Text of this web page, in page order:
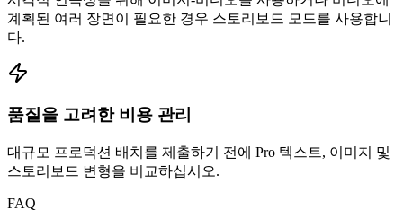
계획된 여러 장면이 필요한 경우 스토리보드 모드를 사용합니
다.
품질을 고려한 비용 관리
대규모 프로덕션 배치를 제출하기 전에 Pro 텍스트, 이미지 및
스토리보드 변형을 비교하십시오.
FAQ